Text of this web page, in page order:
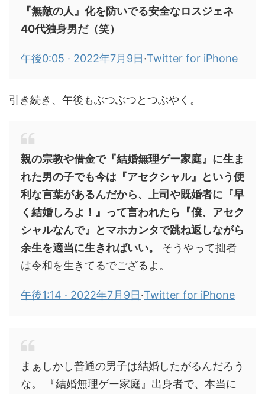
『無敵の人』化を防いでる安全なロスジェネ
40代独身男だ（笑）
午後0:05 · 2022年7月9日·Twitter for iPhone
引き続き、午後もぶつぶつとつぶやく。
親の宗教や借金で『結婚無理ゲー家庭』に生ま
れた男の子でも今は『アセクシャル』という便
利な言葉があるんだから、上司や既婚者に『早
く結婚しろよ！』って言われたら『僕、アセク
シャルなんで』とマホカンタで跳ね返しながら
余生を適当に生きればいい。
そうやって拙者
は令和を生きてるでござるよ。
午後1:14 · 2022年7月9日·Twitter for iPhone
まぁしかし普通の男子は結婚したがるんだろう
な。 『結婚無理ゲー家庭』出身者で、本当に